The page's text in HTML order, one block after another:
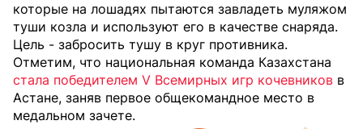
которые на лошадях пытаются завладеть муляжом
туши козла и используют его в качестве снаряда.
Цель - забросить тушу в круг противника.
Отметим, что национальная команда Казахстана
стала победителем V Всемирных игр кочевников в
Астане, заняв первое общекомандное место в
медальном зачете.